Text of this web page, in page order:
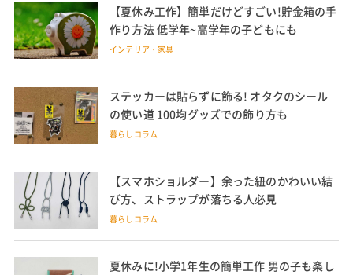
【夏休み工作】簡単だけどすごい!貯金箱の手
作り方法 低学年~高学年の子どもにも
インテリア・家具
ステッカーは貼らずに飾る! オタクのシール
の使い道 100均グッズでの飾り方も
暮らしコラム
【スマホショルダー】余った紐のかわいい結
び方、ストラップが落ちる人必見
暮らしコラム
夏休みに!小学1年生の簡単工作 男の子も楽し